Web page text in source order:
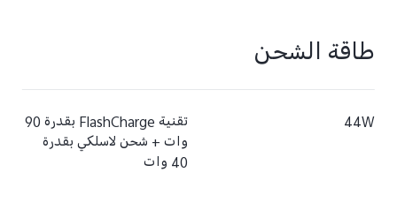
طاقة الشحن
44W
تقنية FlashCharge بقدرة 90
وات + شحن لاسلكي بقدرة
40 وات